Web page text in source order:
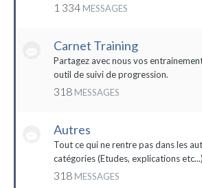
1 334 MESSAGES
Carnet Training
Partagez avec nous vos
outil de suivi de progression.
318 MESSAGES
Autres
Tout ce qui ne rentre pas dans les
catégories (Etudes, explications etc...)
318 MESSAGES